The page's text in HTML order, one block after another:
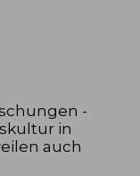
-
in
auch